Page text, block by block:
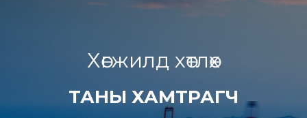
Хөгжилд хөтлөх
ТАНЫ ХАМТРАГЧ